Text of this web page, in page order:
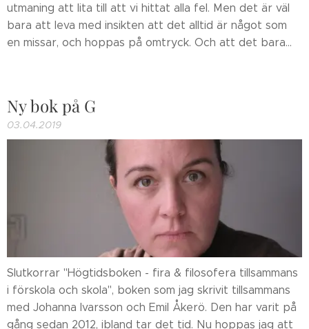
utmaning att lita till att vi hittat alla fel. Men det är väl
bara att leva med insikten att det alltid är något som
en missar, och hoppas på omtryck. Och att det bara...
Ny bok på G
03.04.2019
Slutkorrar "Högtidsboken - fira & filosofera tillsammans
i förskola och skola", boken som jag skrivit tillsammans
med Johanna Ivarsson och Emil Åkerö. Den har varit på
gång sedan 2012, ibland tar det tid. Nu hoppas jag att